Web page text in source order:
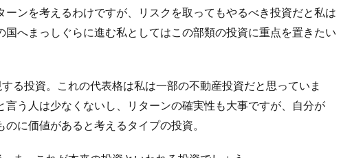
ーンを考えるわけですが、リスクを取ってもやるべき投資だと私は
国へまっしぐらに進む私としてはこの部類の投資に重点を置きたい
る投資。これの代表格は私は一部の不動産投資だと思っていま
言う人は少なくないし、リターンの確実性も大事ですが、自分が
のに価値があると考えるタイプの投資。